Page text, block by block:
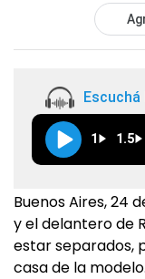
1 1.5
Buenos Aires, 24
y el delantero de
estar separados,
casa de la modelo.